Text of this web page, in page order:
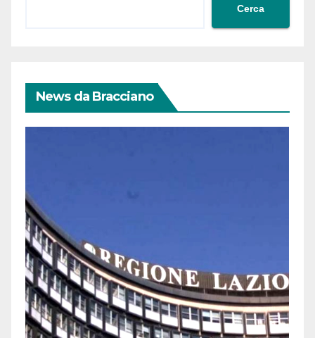
Cerca
News da Bracciano